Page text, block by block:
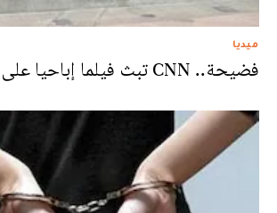
ميديا
فضيحة.. CNN تبث فيلما إباحيا على الهواء